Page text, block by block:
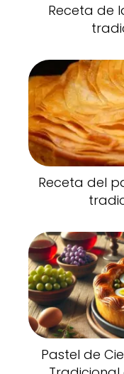
Receta de
Receta del
Pastel de